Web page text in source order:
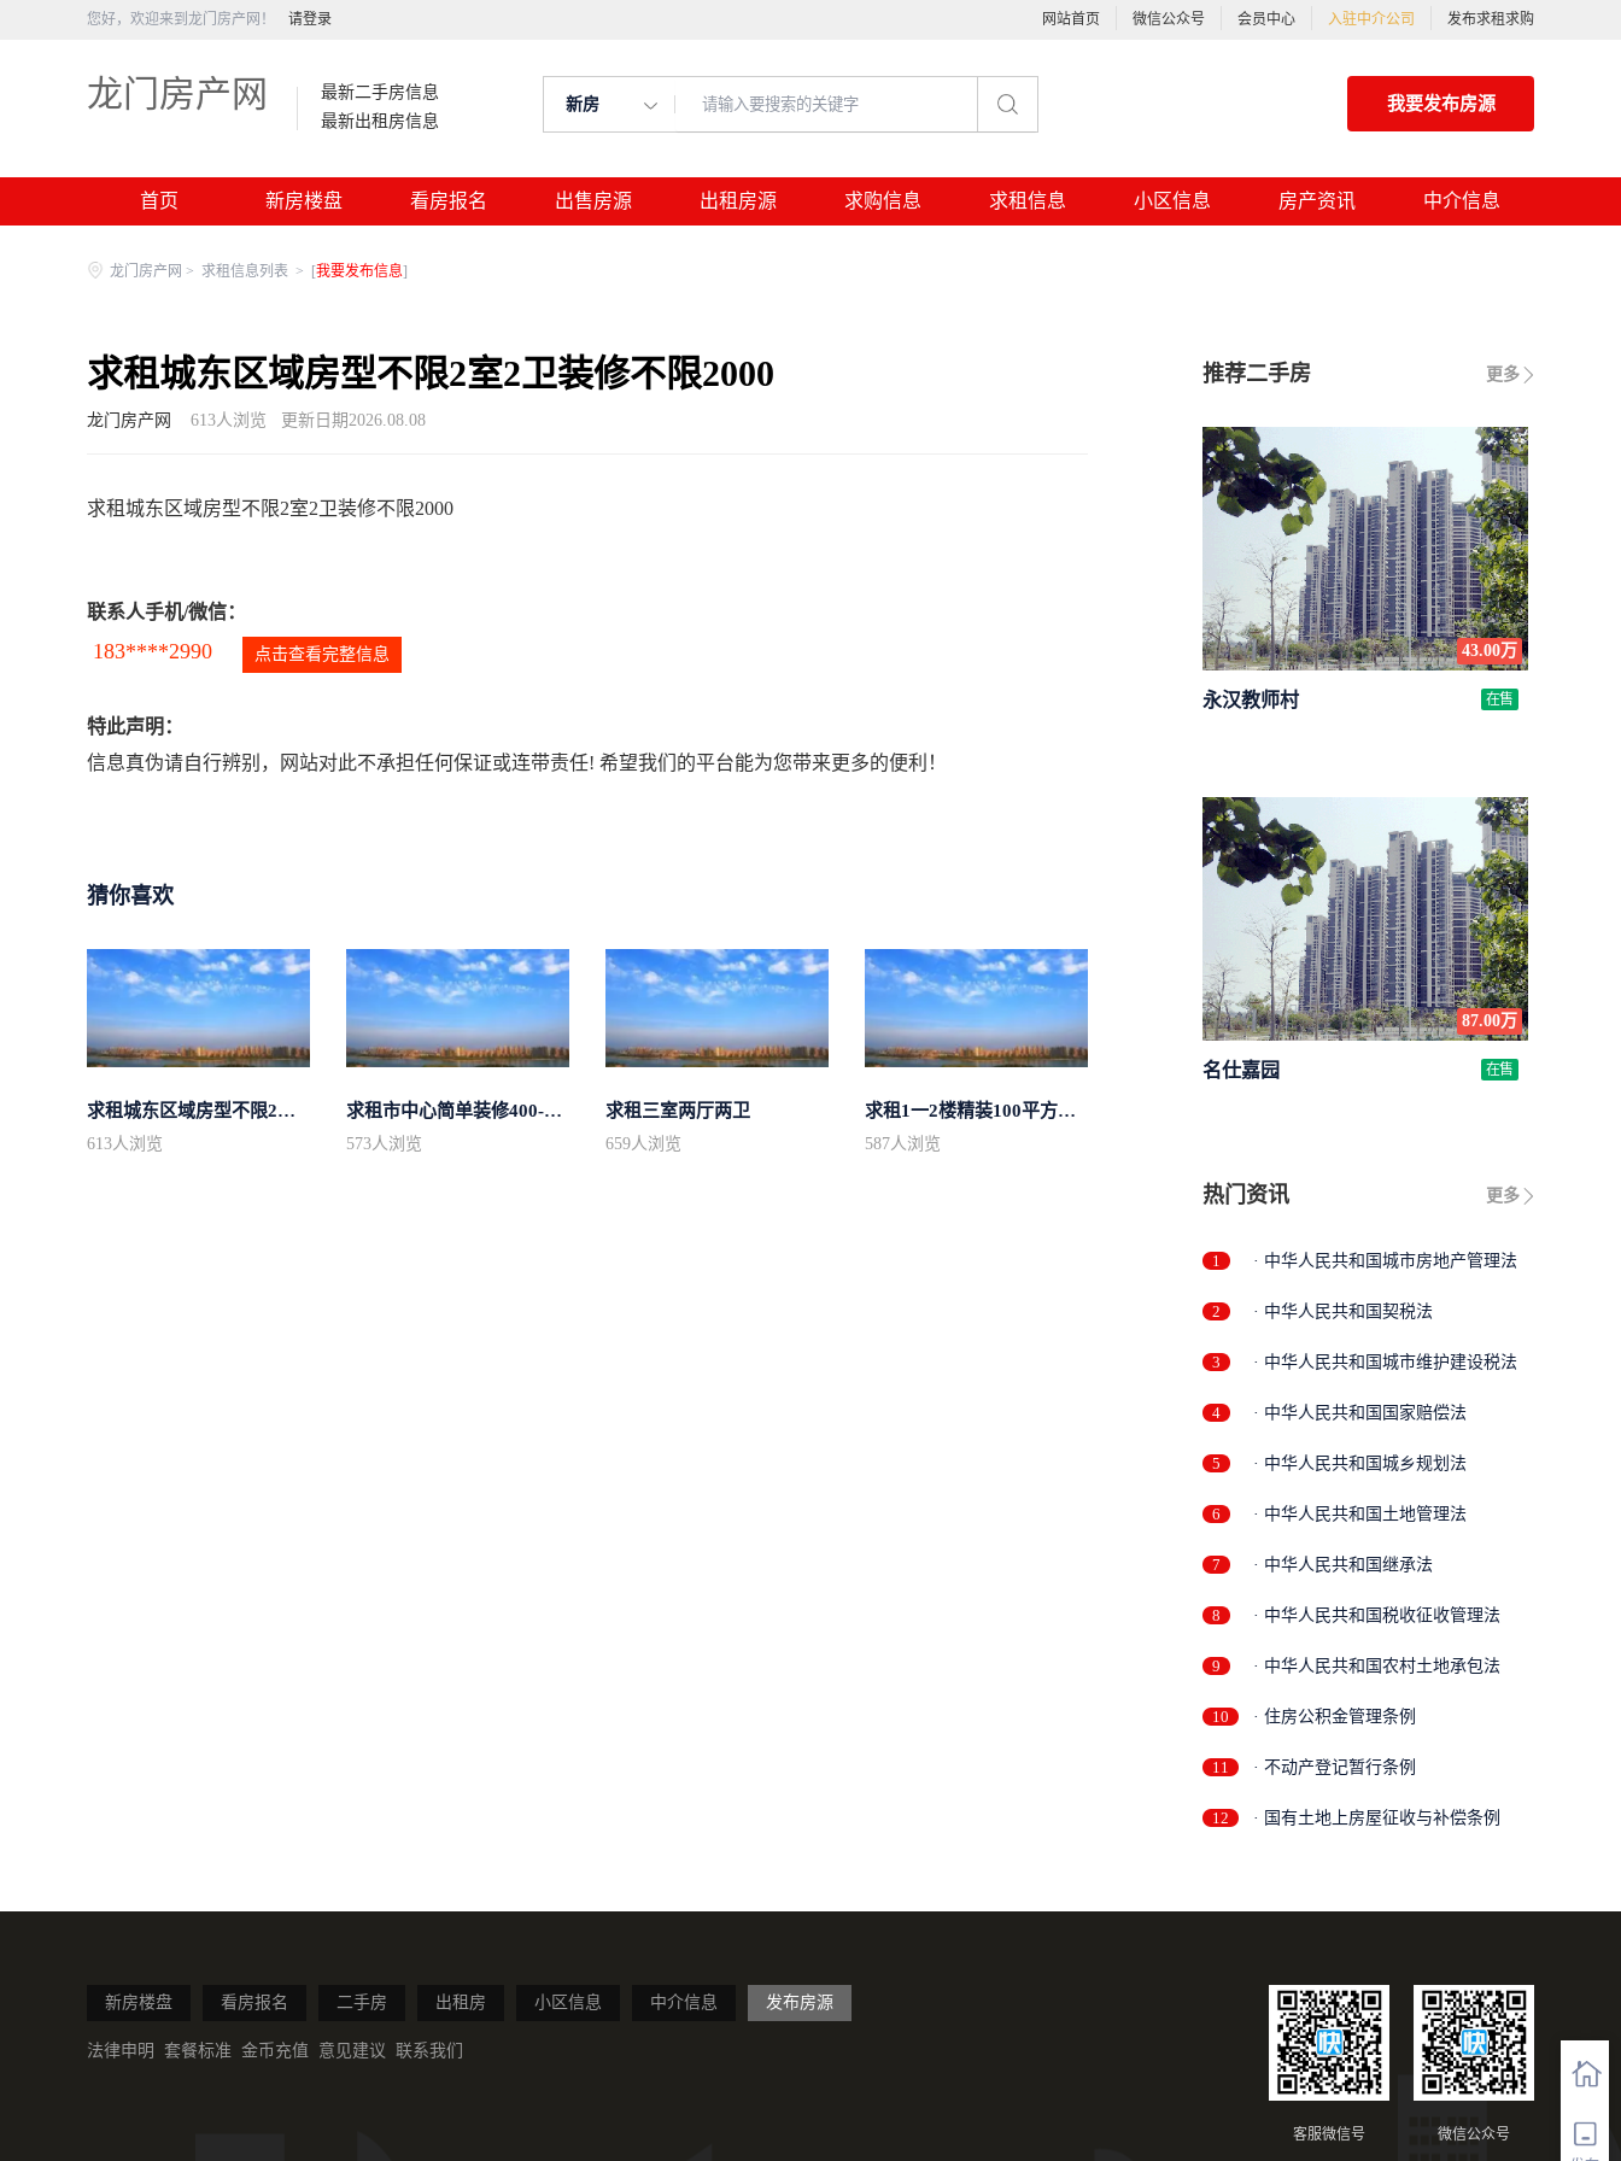
您好，欢迎来到龙门房产网！ 请登录 网站首页 微信公众号 会员中心 入驻中介公司 发布求租求购
龙门房产网
最新二手房信息
最新出租房信息
新房 我要发布房源
首页 新房楼盘 看房报名 出售房源 出租房源 求购信息 求租信息 小区信息 房产资讯 中介信息
龙门房产网 > 求租信息列表 > [我要发布信息]
求租城东区域房型不限2室2卫装修不限2000
龙门房产网 613人浏览 更新日期2026.08.08
求租城东区域房型不限2室2卫装修不限2000
联系人手机/微信：
183****2990 点击查看完整信息
特此声明：
信息真伪请自行辨别，网站对此不承担任何保证或连带责任! 希望我们的平台能为您带来更多的便利！
猜你喜欢
求租城东区域房型不限2室2卫装修不限2...
613人浏览
求租市中心简单装修400-500
573人浏览
求租三室两厅两卫
659人浏览
求租1一2楼精装100平方里面基本设备不...
587人浏览
更多
推荐二手房
43.00万
永汉教师村 在售
87.00万
名仕嘉园 在售
更多
热门资讯
1 · 中华人民共和国城市房地产管理法
2 · 中华人民共和国契税法
3 · 中华人民共和国城市维护建设税法
4 · 中华人民共和国国家赔偿法
5 · 中华人民共和国城乡规划法
6 · 中华人民共和国土地管理法
7 · 中华人民共和国继承法
8 · 中华人民共和国税收征收管理法
9 · 中华人民共和国农村土地承包法
10 · 住房公积金管理条例
11 · 不动产登记暂行条例
12 · 国有土地上房屋征收与补偿条例
新房楼盘 看房报名 二手房 出租房 小区信息 中介信息 发布房源
法律申明 套餐标准 金币充值 意见建议 联系我们
微信公众号
客服微信号